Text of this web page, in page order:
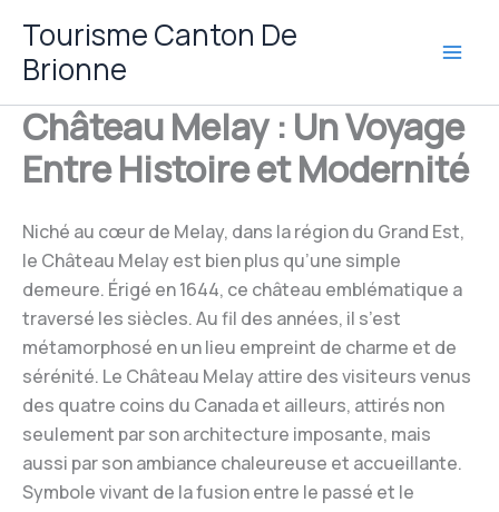
contenu
Tourisme Canton De
Brionne
Château Melay : Un Voyage
Entre Histoire et Modernité
Niché au cœur de Melay, dans la région du Grand Est,
le Château Melay est bien plus qu’une simple
demeure. Érigé en 1644, ce château emblématique a
traversé les siècles. Au fil des années, il s’est
métamorphosé en un lieu empreint de charme et de
sérénité. Le Château Melay attire des visiteurs venus
des quatre coins du Canada et ailleurs, attirés non
seulement par son architecture imposante, mais
aussi par son ambiance chaleureuse et accueillante.
Symbole vivant de la fusion entre le passé et le